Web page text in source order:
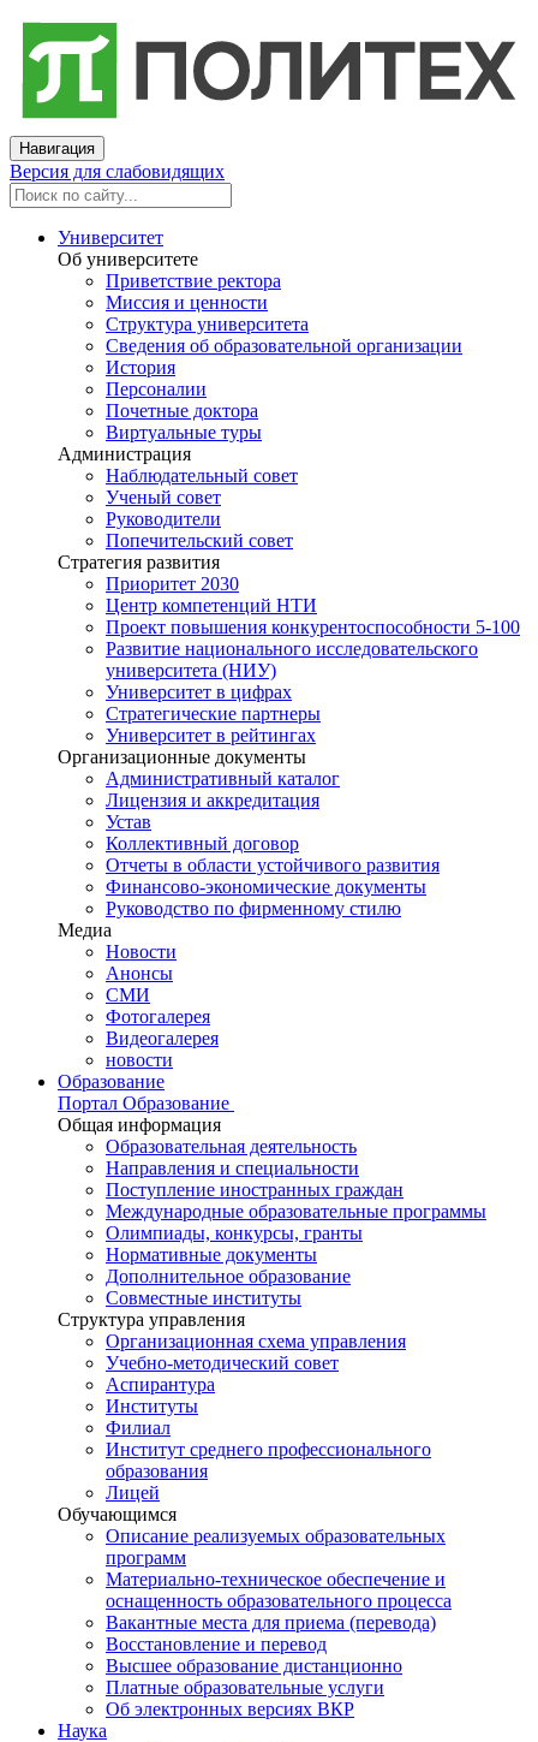
Навигация
Версия для слабовидящих
Университет
Об университете
Приветствие ректора
Миссия и ценности
Структура университета
Сведения об образовательной организации
История
Персоналии
Почетные доктора
Виртуальные туры
Администрация
Наблюдательный совет
Ученый совет
Руководители
Попечительский совет
Стратегия развития
Приоритет 2030
Центр компетенций НТИ
Проект повышения конкурентоспособности 5-100
Развитие национального исследовательского
университета (НИУ)
Университет в цифрах
Стратегические партнеры
Университет в рейтингах
Организационные документы
Административный каталог
Лицензия и аккредитация
Устав
Коллективный договор
Отчеты в области устойчивого развития
Финансово-экономические документы
Руководство по фирменному стилю
Медиа
Новости
Анонсы
СМИ
Фотогалерея
Видеогалерея
новости
Образование
Портал Образование
Общая информация
Образовательная деятельность
Направления и специальности
Поступление иностранных граждан
Международные образовательные программы
Олимпиады, конкурсы, гранты
Нормативные документы
Дополнительное образование
Совместные институты
Структура управления
Организационная схема управления
Учебно-методический совет
Аспирантура
Институты
Филиал
Институт среднего профессионального
образования
Лицей
Обучающимся
Описание реализуемых образовательных
программ
Материально-техническое обеспечение и
оснащенность образовательного процесса
Вакантные места для приема (перевода)
Восстановление и перевод
Высшее образование дистанционно
Платные образовательные услуги
Об электронных версиях ВКР
Наука